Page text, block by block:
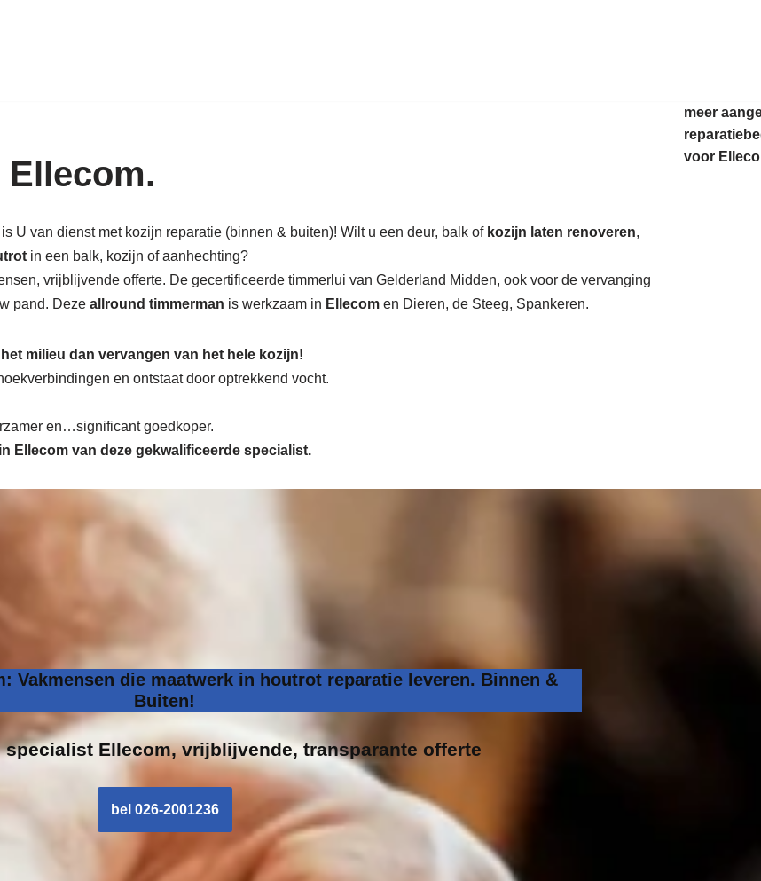
U van dienst met kozijn reparatie (binnen & buiten)! Wilt u een deur, balk of kozijn laten renoveren,
in een balk, kozijn of aanhechting?
vrijblijvende offerte. De gecertificeerde timmerlui van Gelderland Midden, ook voor de vervanging
pand. Deze allround timmerman is werkzaam in Ellecom en Dieren, de Steeg, Spankeren.
milieu dan vervangen van het hele kozijn!
en ontstaat door optrekkend vocht.
en…significant goedkoper.
Ellecom van deze gekwalificeerde specialist.
Vakmensen die maatwerk in houtrot reparatie leveren. Binnen &
Buiten!
specialist Ellecom, vrijblijvende, transparante offerte
bel 026-2001236
meer
voor